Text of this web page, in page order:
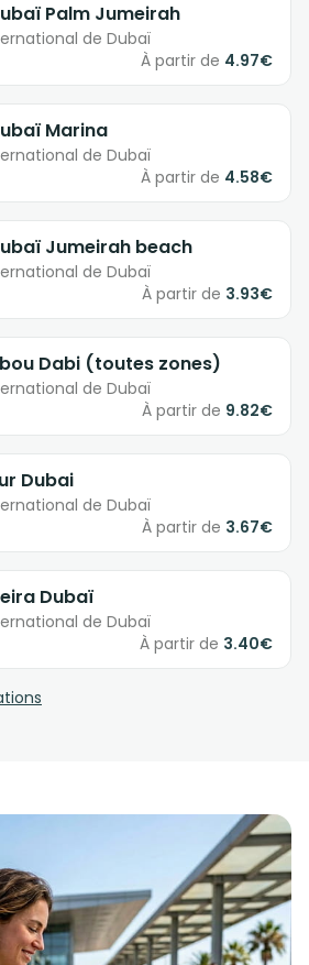
Palm Jumeirah
de Dubaï
À partir de 4.97€
Marina
de Dubaï
À partir de 4.58€
Jumeirah beach
de Dubaï
À partir de 3.93€
Dabi (toutes zones)
de Dubaï
À partir de 9.82€
Dubai
de Dubaï
À partir de 3.67€
Dubaï
de Dubaï
À partir de 3.40€